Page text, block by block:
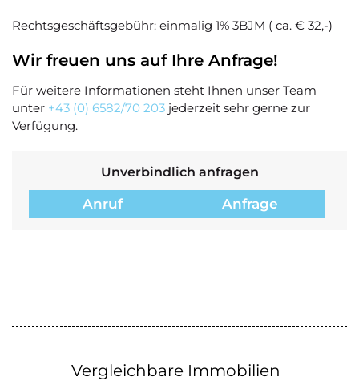
Rechtsgeschäftsgebühr: einmalig 1% 3BJM ( ca. € 32,-)
Wir freuen uns auf Ihre Anfrage!
Für weitere Informationen steht Ihnen unser Team
unter +43 (0) 6582/70 203 jederzeit sehr gerne zur
Verfügung.
Unverbindlich anfragen
Anruf Anfrage
Vergleichbare Immobilien